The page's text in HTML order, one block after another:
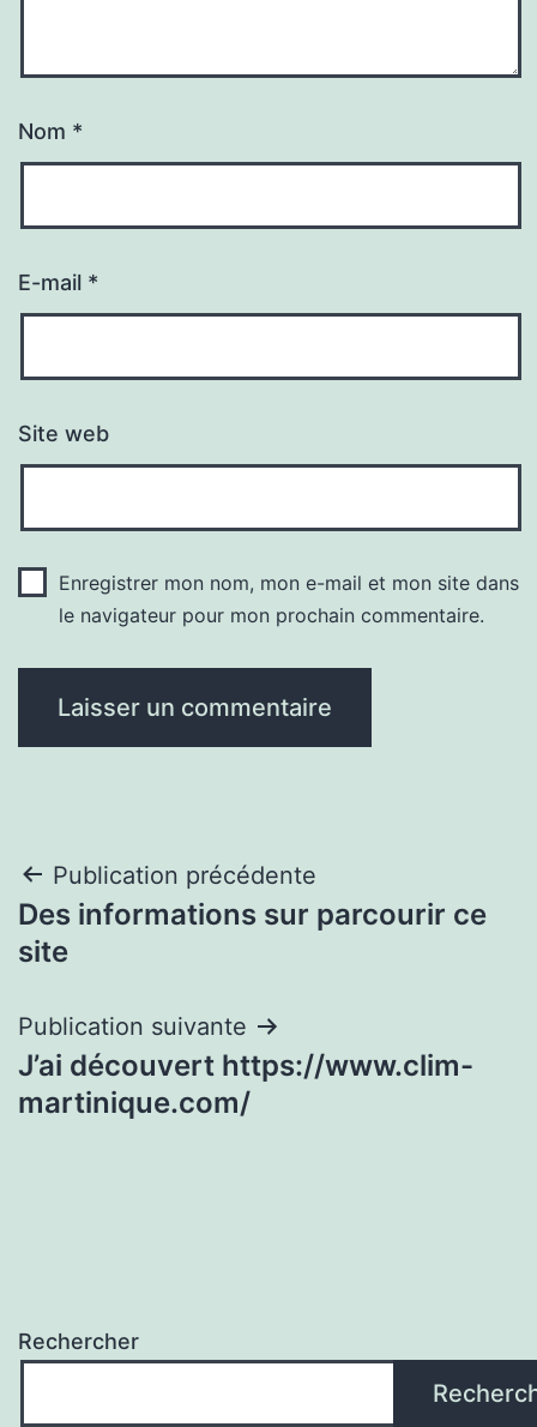
Nom *
E-mail *
Site web
Enregistrer mon nom, mon e-mail et mon site dans
le navigateur pour mon prochain commentaire.
Navigation
de
Publication précédente
Des informations sur parcourir ce
site
Publication suivante
J’ai découvert https://www.clim-
martinique.com/
Rechercher